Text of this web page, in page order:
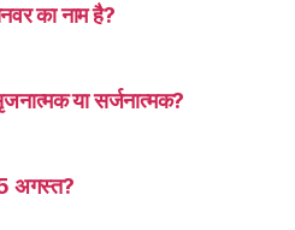
का नाम है?
या सर्जनात्मक?
अगस्त?